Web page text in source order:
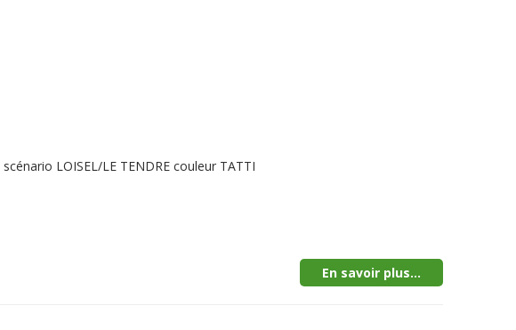
LOISEL/LE TENDRE couleur TATTI
En savoir plus...